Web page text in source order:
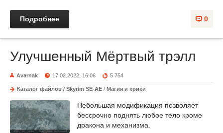
0
Подробнее
Улучшенный Мёртвый трэлл
Avarnak 17.02.2022, 16:06 5 754
Каталог файлов / Skyrim SE-AE / Магия и крики
Небольшая модификация позволяет
бессрочно поднять любое тело кроме
дракона и механизма.